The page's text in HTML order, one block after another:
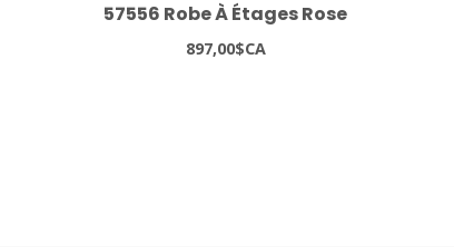
57556 Robe À Étages Rose
897,00$CA